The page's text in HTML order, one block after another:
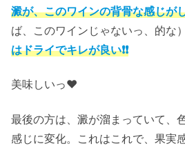
澱が、このワインの背骨な感じが
ば、このワインじゃないっ、的な）
はドライでキレが良い❗️❗️
美味しいっ❤️
最後の方は、澱が溜まっていて、
感じに変化。これはこれで、果実